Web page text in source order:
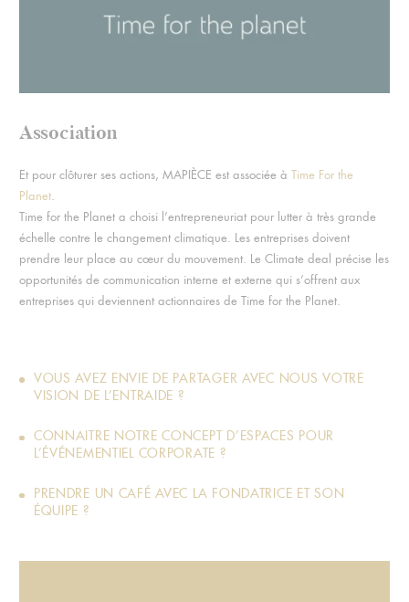
Association
Et pour clôturer ses actions, MAPIÈCE est associée à Time For the
Planet.
Time for the Planet a choisi l’entrepreneuriat pour lutter à très grande
échelle contre le changement climatique. Les entreprises doivent
prendre leur place au cœur du mouvement. Le Climate deal précise les
opportunités de communication interne et externe qui s’offrent aux
entreprises qui deviennent actionnaires de Time for the Planet.
VOUS AVEZ ENVIE DE PARTAGER AVEC NOUS VOTRE
VISION DE L’ENTRAIDE ?
CONNAITRE NOTRE CONCEPT D’ESPACES POUR
L’ÉVÉNEMENTIEL CORPORATE ?
PRENDRE UN CAFÉ AVEC LA FONDATRICE ET SON
ÉQUIPE ?